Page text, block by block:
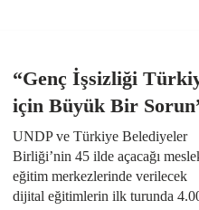
“Genç İşsizliği
için Büyük Bir
UNDP ve Türkiye Belediyeler
Birliği’nin 45 ilde açacağı
eğitim merkezlerinde verilecek
dijital eğitimlerin ilk turunda